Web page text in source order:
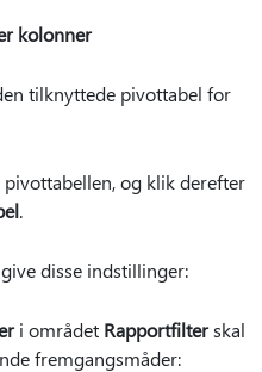
kolonner
tilknyttede pivottabel for
og klik derefter
.
disse indstillinger:
i området Rapportfilterskal
fremgangsmåder: